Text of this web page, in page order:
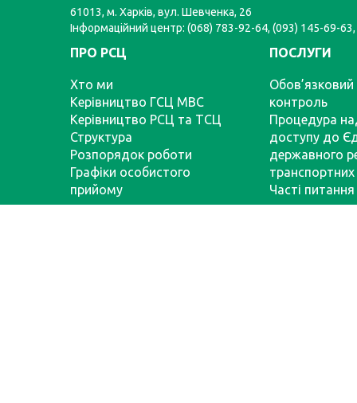
61013, м. Харків, вул. Шевченка, 26
Інформаційний центр: (068) 783-92-64, (093) 145-69-
ПРО РСЦ
Хто ми
Керівництво ГСЦ МВС
Керівництво РСЦ та ТСЦ
Структура
Розпорядок роботи
Графіки особистого
прийому
ПОСЛУГИ
Обов’язковий
контроль
Процедура
доступу до
державного
транспортних
Часті питання